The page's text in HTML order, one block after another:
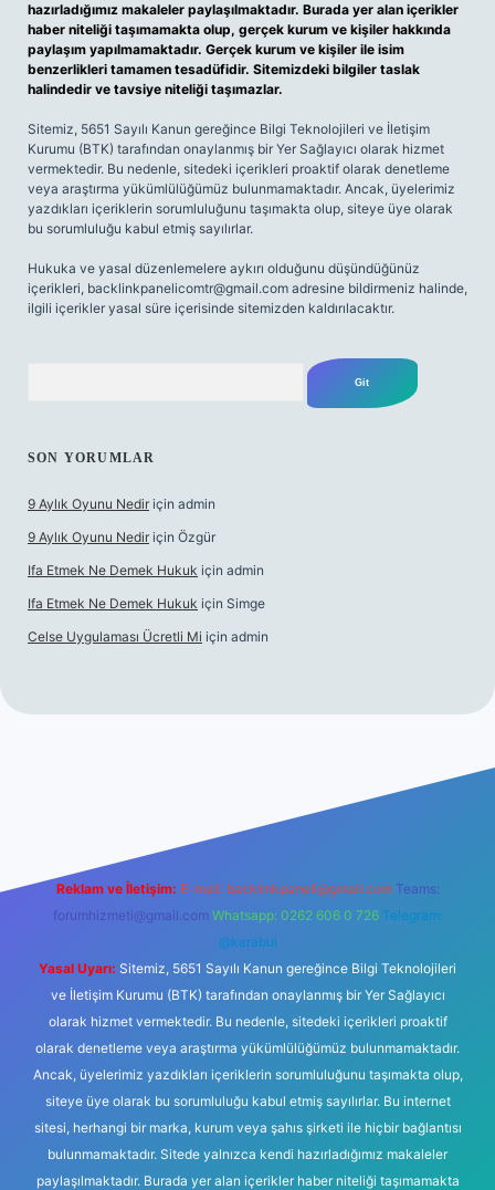
hazırladığımız makaleler paylaşılmaktadır. Burada yer alan içerikler
haber niteliği taşımamakta olup, gerçek kurum ve kişiler hakkında
paylaşım yapılmamaktadır. Gerçek kurum ve kişiler ile isim
benzerlikleri tamamen tesadüfidir. Sitemizdeki bilgiler taslak
halindedir ve tavsiye niteliği taşımazlar.
Sitemiz, 5651 Sayılı Kanun gereğince Bilgi Teknolojileri ve İletişim
Kurumu (BTK) tarafından onaylanmış bir Yer Sağlayıcı olarak hizmet
vermektedir. Bu nedenle, sitedeki içerikleri proaktif olarak denetleme
veya araştırma yükümlülüğümüz bulunmamaktadır. Ancak, üyelerimiz
yazdıkları içeriklerin sorumluluğunu taşımakta olup, siteye üye olarak
bu sorumluluğu kabul etmiş sayılırlar.
Hukuka ve yasal düzenlemelere aykırı olduğunu düşündüğünüz
içerikleri, backlinkpanelicomtr@gmail.com adresine bildirmeniz halinde,
ilgili içerikler yasal süre içerisinde sitemizden kaldırılacaktır.
SON YORUMLAR
9 Aylık Oyunu Nedir için admin
9 Aylık Oyunu Nedir için Özgür
Ifa Etmek Ne Demek Hukuk için admin
Ifa Etmek Ne Demek Hukuk için Simge
Celse Uygulaması Ücretli Mi için admin
Reklam ve İletişim: E-mail: backlinkpaneli@gmail.com Teams:
forumhizmeti@gmail.com Whatsapp: 0262 606 0 726 Telegram:
@karabul
Yasal Uyarı: Sitemiz, 5651 Sayılı Kanun gereğince Bilgi Teknolojileri
ve İletişim Kurumu (BTK) tarafından onaylanmış bir Yer Sağlayıcı
olarak hizmet vermektedir. Bu nedenle, sitedeki içerikleri proaktif
olarak denetleme veya araştırma yükümlülüğümüz bulunmamaktadır.
Ancak, üyelerimiz yazdıkları içeriklerin sorumluluğunu taşımakta olup,
siteye üye olarak bu sorumluluğu kabul etmiş sayılırlar. Bu internet
sitesi, herhangi bir marka, kurum veya şahıs şirketi ile hiçbir bağlantısı
bulunmamaktadır. Sitede yalnızca kendi hazırladığımız makaleler
paylaşılmaktadır. Burada yer alan içerikler haber niteliği taşımamakta